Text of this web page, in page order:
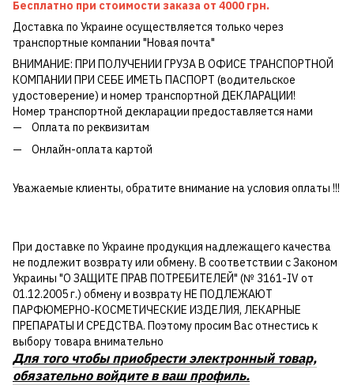
Бесплатно при стоимости заказа от 4000 грн.
Доставка по Украине осуществляется только через
транспортные компании "Новая почта"
ВНИМАНИЕ: ПРИ ПОЛУЧЕНИИ ГРУЗА В ОФИСЕ ТРАНСПОРТНОЙ
КОМПАНИИ ПРИ СЕБЕ ИМЕТЬ ПАСПОРТ (водительское
удостоверение) и номер транспортной ДЕКЛАРАЦИИ!
Номер транспортной декларации предоставляется нами
Оплата по реквизитам
Онлайн-оплата картой
Уважаемые клиенты, обратите внимание на условия оплаты !!!
При доставке по Украине продукция надлежащего качества
не подлежит возврату или обмену. В соответствии с Законом
Украины "О ЗАЩИТЕ ПРАВ ПОТРЕБИТЕЛЕЙ" (№ 3161-IV от
01.12.2005 г.) обмену и возврату НЕ ПОДЛЕЖАЮТ
ПАРФЮМЕРНО-КОСМЕТИЧЕСКИЕ ИЗДЕЛИЯ, ЛЕКАРНЫЕ
ПРЕПАРАТЫ И СРЕДСТВА. Поэтому просим Вас отнестись к
выбору товара внимательно
Для того чтобы приобрести электронный товар,
обязательно войдите в ваш профиль.